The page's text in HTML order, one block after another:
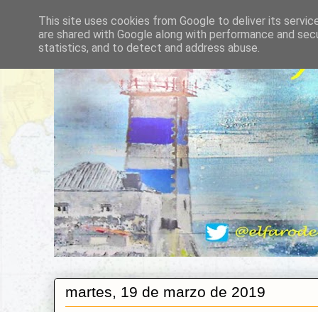
martes, 19 de marzo de 2019
This site uses cookies from Google to deliver its
are shared with Google along with performance and
statistics, and to detect and address abuse.